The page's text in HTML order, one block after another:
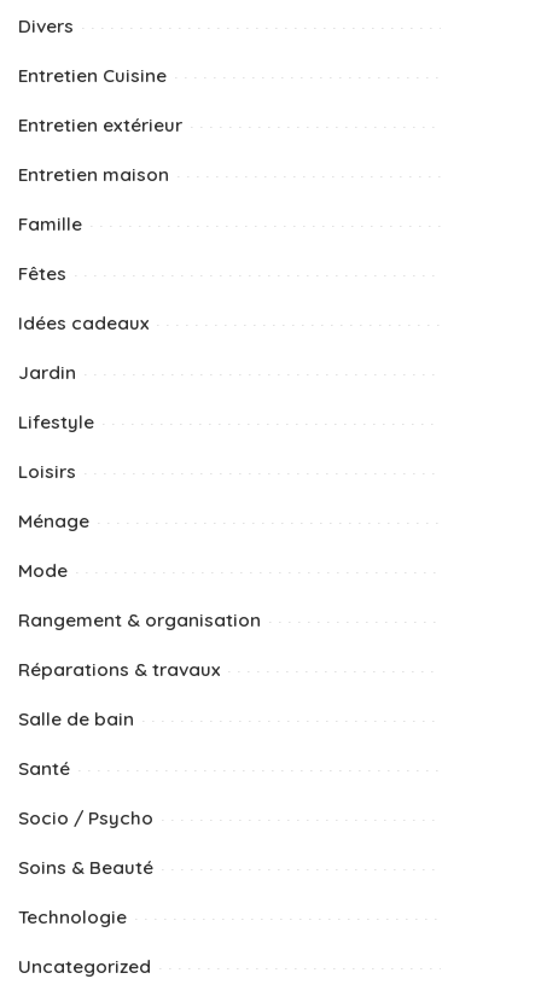
Divers
Entretien Cuisine
Entretien extérieur
Entretien maison
Famille
Fêtes
Idées cadeaux
Jardin
Lifestyle
Loisirs
Ménage
Mode
Rangement & organisation
Réparations & travaux
Salle de bain
Santé
Socio / Psycho
Soins & Beauté
Technologie
Uncategorized